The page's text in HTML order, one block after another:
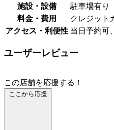
施設・設備
駐車場有り
料金・費用
クレジット
アクセス・利便性 当日予約可
ユーザーレビュー
この店舗を応援する！
ここから応援